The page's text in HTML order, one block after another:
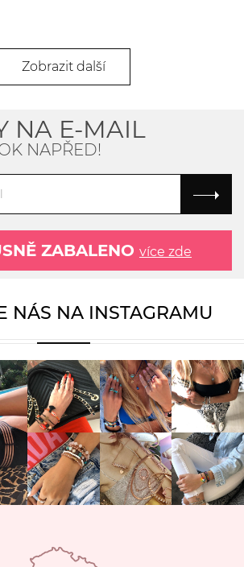
Zobrazit další
NA E-MAIL
NAPŘED!
ZABALENO více zde
NÁS NA INSTAGRAMU